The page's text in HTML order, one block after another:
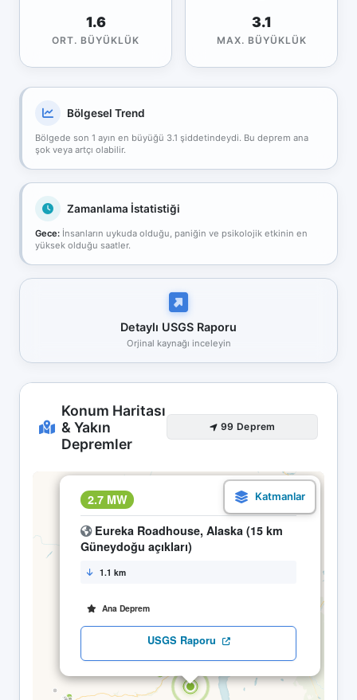
1.6
ORT. BÜYÜKLÜK
3.1
MAX. BÜYÜKLÜK
Bölgesel Trend
Bölgede son 1 ayın en büyüğü 3.1 şiddetindeydi. Bu deprem ana
şok veya artçı olabilir.
Zamanlama İstatistiği
Gece: İnsanların uykuda olduğu, paniğin ve psikolojik etkinin en
yüksek olduğu saatler.
Detaylı USGS Raporu
Orjinal kaynağı inceleyin
Konum Haritası
& Yakın
Depremler
99 Deprem
2.7 MW 11.05 02:10
Eureka Roadhouse, Alaska (15 km
Güneydoğu açıkları)
1.1 km
Ana Deprem
USGS Raporu
×